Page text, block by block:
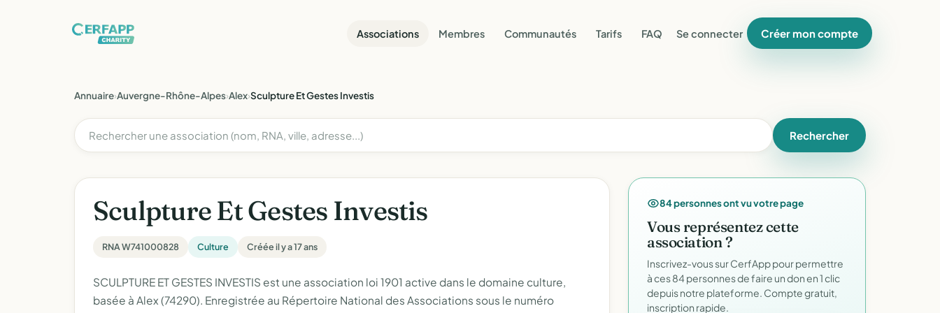
Associations Membres Communautés Tarifs FAQ Se connecter Créer mon compte
Annuaire›Auvergne-Rhône-Alpes›Alex›Sculpture Et Gestes Investis
Rechercher
Sculpture Et Gestes Investis
RNA W741000828 Culture Créée il y a 17 ans
SCULPTURE ET GESTES INVESTIS est une association loi 1901 active dans le domaine culture,
basée à Alex (74290). Enregistrée au Répertoire National des Associations sous le numéro
84 personnes ont vu votre page
Vous représentez cette
association ?
Inscrivez-vous sur CerfApp pour permettre
à ces 84 personnes de faire un don en 1 clic
depuis notre plateforme. Compte gratuit,
inscription rapide.